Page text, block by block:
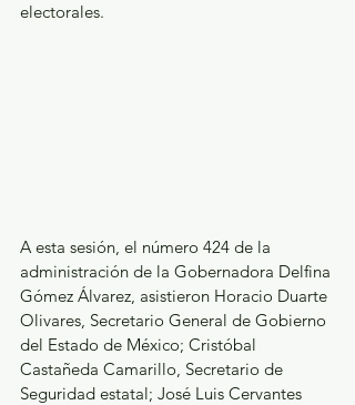
electorales.
A esta sesión, el número 424 de la
administración de la Gobernadora Delfina
Gómez Álvarez, asistieron Horacio Duarte
Olivares, Secretario General de Gobierno
del Estado de México; Cristóbal
Castañeda Camarillo, Secretario de
Seguridad estatal; José Luis Cervantes